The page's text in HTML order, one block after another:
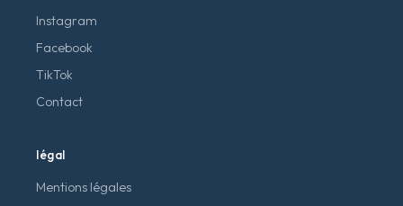
Instagram
Facebook
TikTok
Contact
légal
Mentions légales